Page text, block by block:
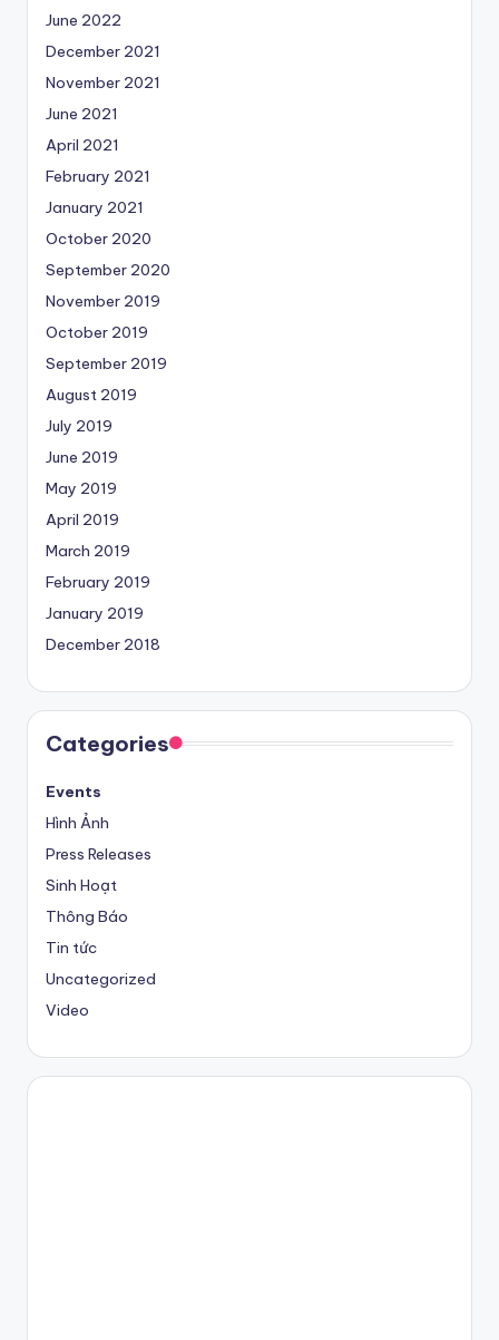
June 2022
December 2021
November 2021
June 2021
April 2021
February 2021
January 2021
October 2020
September 2020
November 2019
October 2019
September 2019
August 2019
July 2019
June 2019
May 2019
April 2019
March 2019
February 2019
January 2019
December 2018
Categories
Events
Hình Ảnh
Press Releases
Sinh Hoạt
Thông Báo
Tin tức
Uncategorized
Video